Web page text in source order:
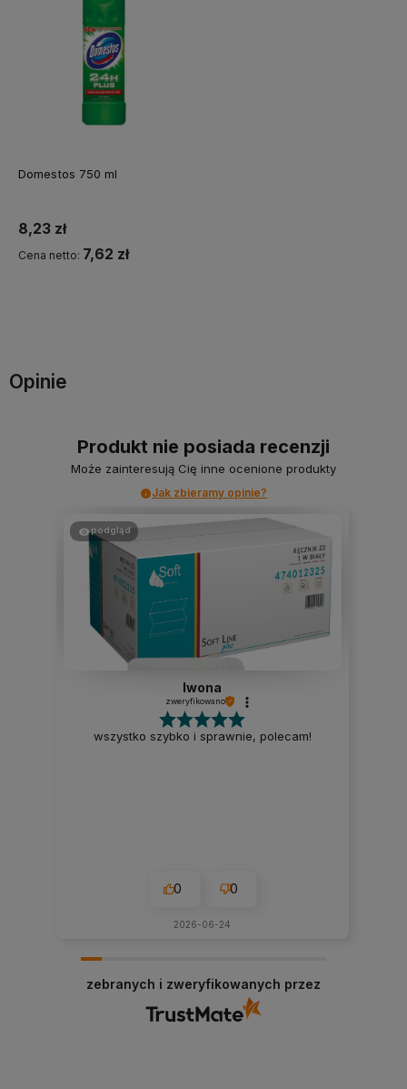
Domestos 750 ml
8,23 zł
Cena netto: 7,62 zł
Opinie
Produkt nie posiada recenzji
Może zainteresują Cię inne ocenione produkty
Jak zbieramy opinie?
podgląd
Iwona
zweryfikowano
wszystko szybko i sprawnie, polecam!
0 0
2026-06-24
zebranych i zweryfikowanych przez